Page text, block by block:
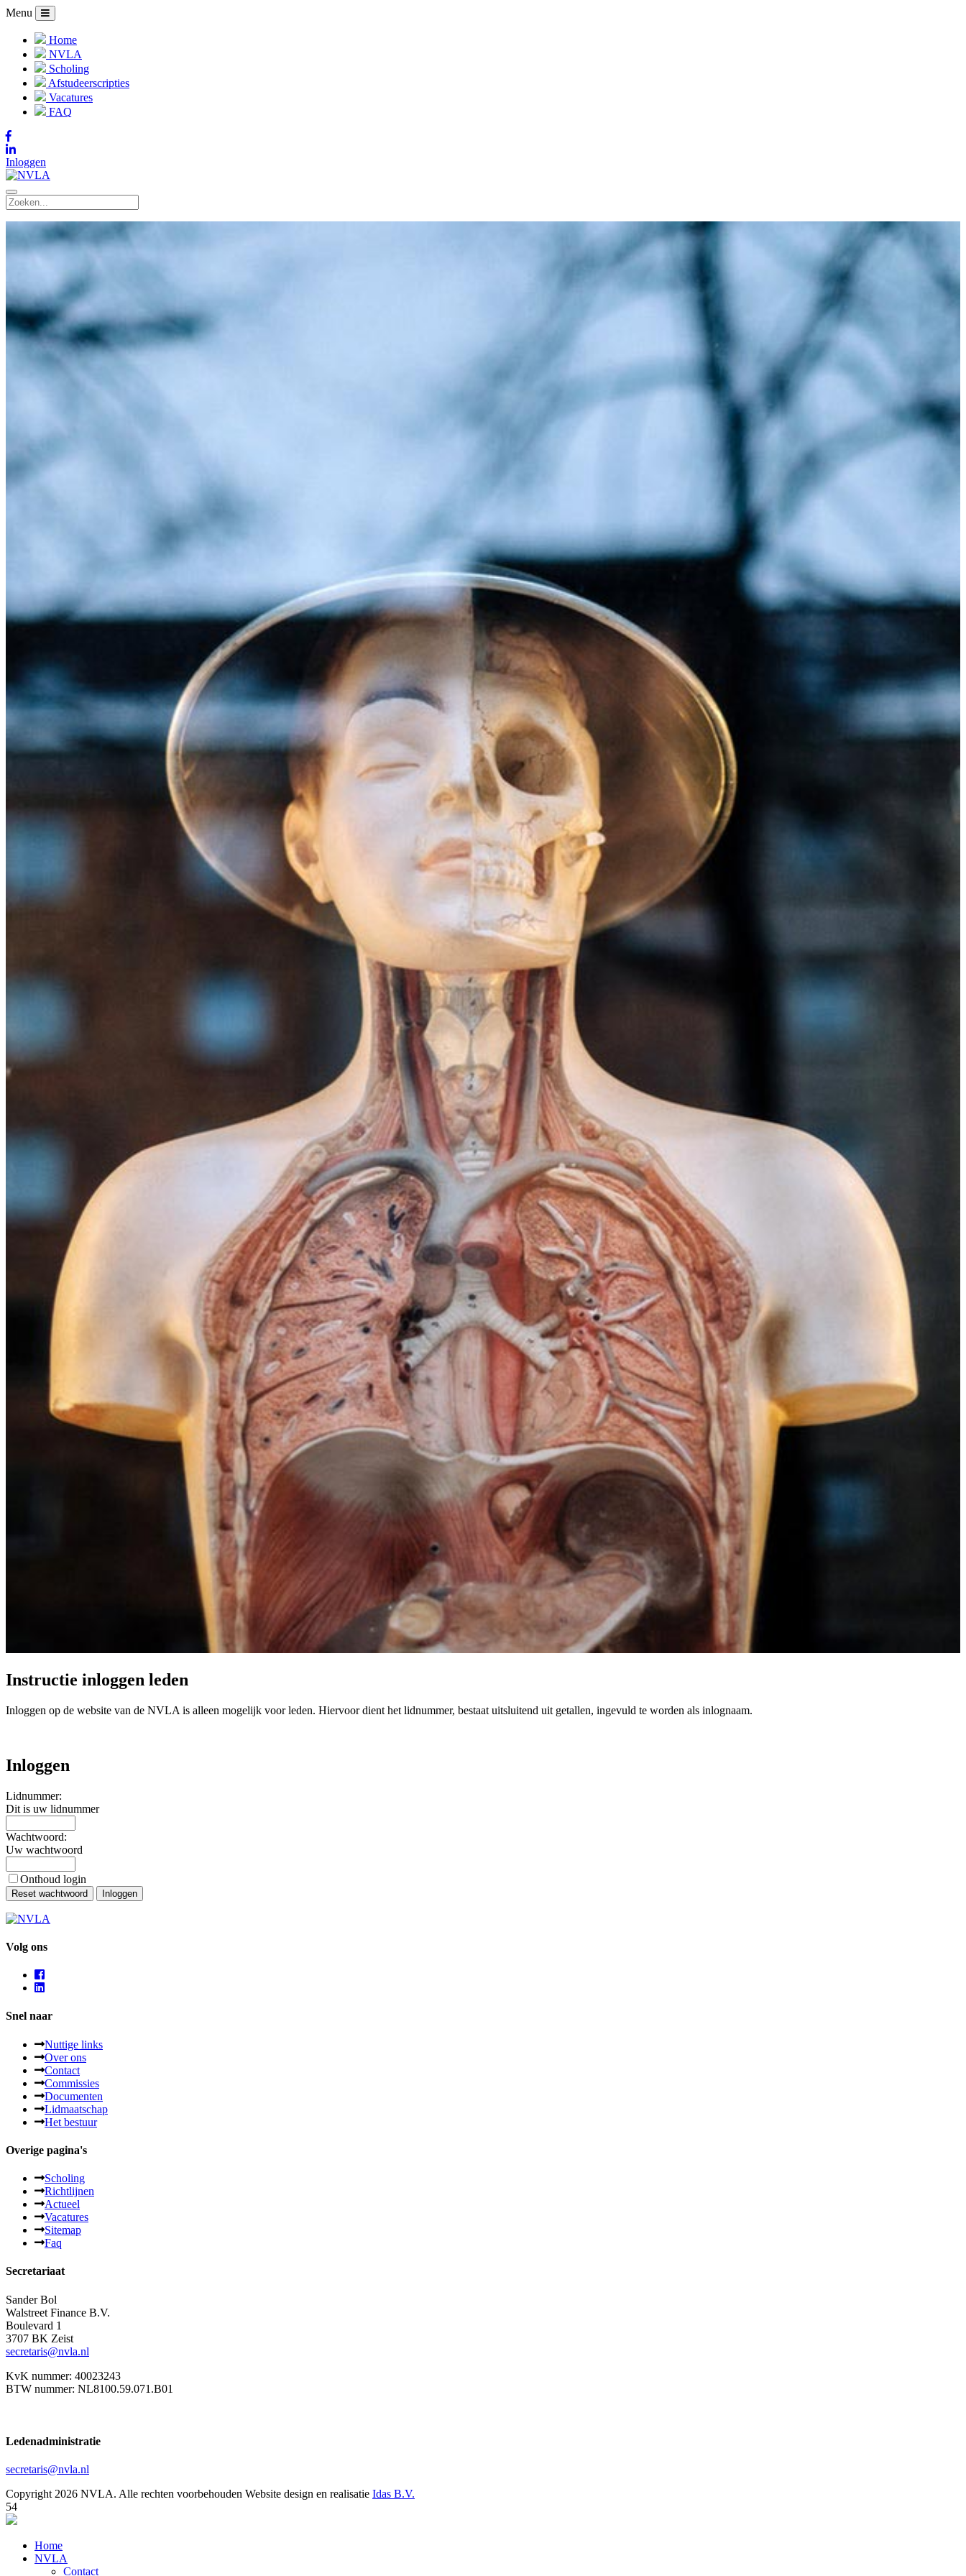
Menu
Home
NVLA
Scholing
Afstudeerscripties
Vacatures
FAQ
Inloggen
Instructie inloggen leden
Inloggen op de website van de NVLA is alleen mogelijk voor leden. Hiervoor dient het lidnummer, bestaat uitsluitend uit getallen, ingevuld te worden als inlognaam.
Inloggen
Lidnummer:
Dit is uw lidnummer
Wachtwoord:
Uw wachtwoord
Onthoud login
Volg ons
Snel naar
Nuttige links
Over ons
Contact
Commissies
Documenten
Lidmaatschap
Het bestuur
Overige pagina's
Scholing
Richtlijnen
Actueel
Vacatures
Sitemap
Faq
Secretariaat
Sander Bol
Walstreet Finance B.V.
Boulevard 1
3707 BK Zeist
secretaris@nvla.nl
KvK nummer: 40023243
BTW nummer: NL8100.59.071.B01
Ledenadministratie
secretaris@nvla.nl
Copyright 2026 NVLA. Alle rechten voorbehouden Website design en realisatie Idas B.V.
54
Home
NVLA
Contact